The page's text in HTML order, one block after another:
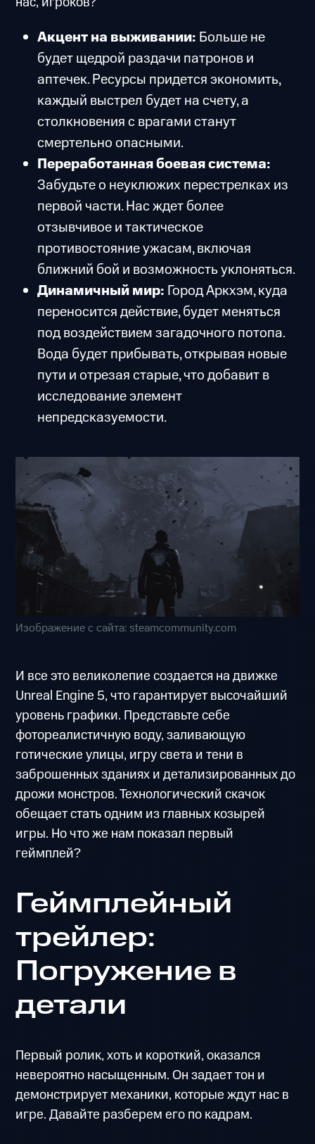
Акцент на выживании: Больше не
будет щедрой раздачи патронов и
аптечек. Ресурсы придется экономить,
каждый выстрел будет на счету, а
столкновения с врагами станут
смертельно опасными.
Переработанная боевая система:
Забудьте о неуклюжих перестрелках из
первой части. Нас ждет более
отзывчивое и тактическое
противостояние ужасам, включая
ближний бой и возможность уклоняться.
Динамичный мир: Город Аркхэм, куда
переносится действие, будет меняться
под воздействием загадочного потопа.
Вода будет прибывать, открывая новые
пути и отрезая старые, что добавит в
исследование элемент
непредсказуемости.
Изображение с сайта: steamcommunity.com
И все это великолепие создается на движке
Unreal Engine 5, что гарантирует высочайший
уровень графики. Представьте себе
фотореалистичную воду, заливающую
готические улицы, игру света и тени в
заброшенных зданиях и детализированных до
дрожи монстров. Технологический скачок
обещает стать одним из главных козырей
игры. Но что же нам показал первый
геймплей?
Геймплейный
трейлер:
Погружение в
детали
Первый ролик, хоть и короткий, оказался
невероятно насыщенным. Он задает тон и
демонстрирует механики, которые ждут нас в
игре. Давайте разберем его по кадрам.